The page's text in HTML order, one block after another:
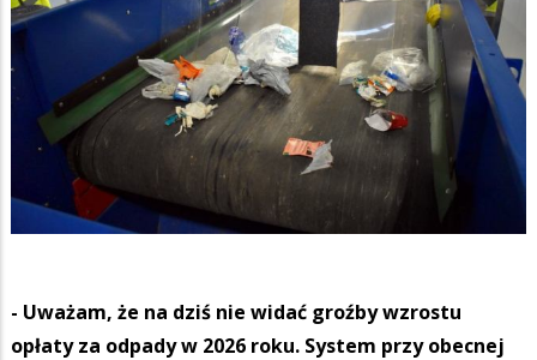
- Uważam, że na dziś nie widać groźby wzrostu
opłaty za odpady w 2026 roku. System przy obecnej